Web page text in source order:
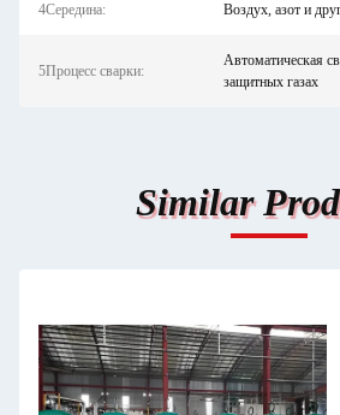
4Середина: Воздух, азот и
5Процесс сварки:
Автоматическая
защитных газах
Similar